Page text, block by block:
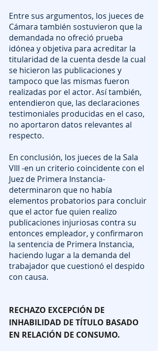
Entre sus argumentos, los jueces de
Cámara también sostuvieron que la
demandada no ofreció prueba
idónea y objetiva para acreditar la
titularidad de la cuenta desde la cual
se hicieron las publicaciones y
tampoco que las mismas fueron
realizadas por el actor. Así también,
entendieron que, las declaraciones
testimoniales producidas en el caso,
no aportaron datos relevantes al
respecto.
En conclusión, los jueces de la Sala
VIII -en un criterio coincidente con el
Juez de Primera Instancia-
determinaron que no había
elementos probatorios para concluir
que el actor fue quien realizo
publicaciones injuriosas contra su
entonces empleador, y confirmaron
la sentencia de Primera Instancia,
haciendo lugar a la demanda del
trabajador que cuestionó el despido
con causa.
RECHAZO EXCEPCIÓN DE
INHABILIDAD DE TÍTULO BASADO
EN RELACIÓN DE CONSUMO.